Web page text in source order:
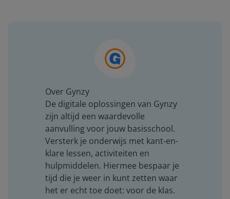
Over Gynzy
De digitale oplossingen van Gynzy
zijn altijd een waardevolle
aanvulling voor jouw basisschool.
Versterk je onderwijs met kant-en-
klare lessen, activiteiten en
hulpmiddelen. Hiermee bespaar je
tijd die je weer in kunt zetten waar
het er echt toe doet: voor de klas.